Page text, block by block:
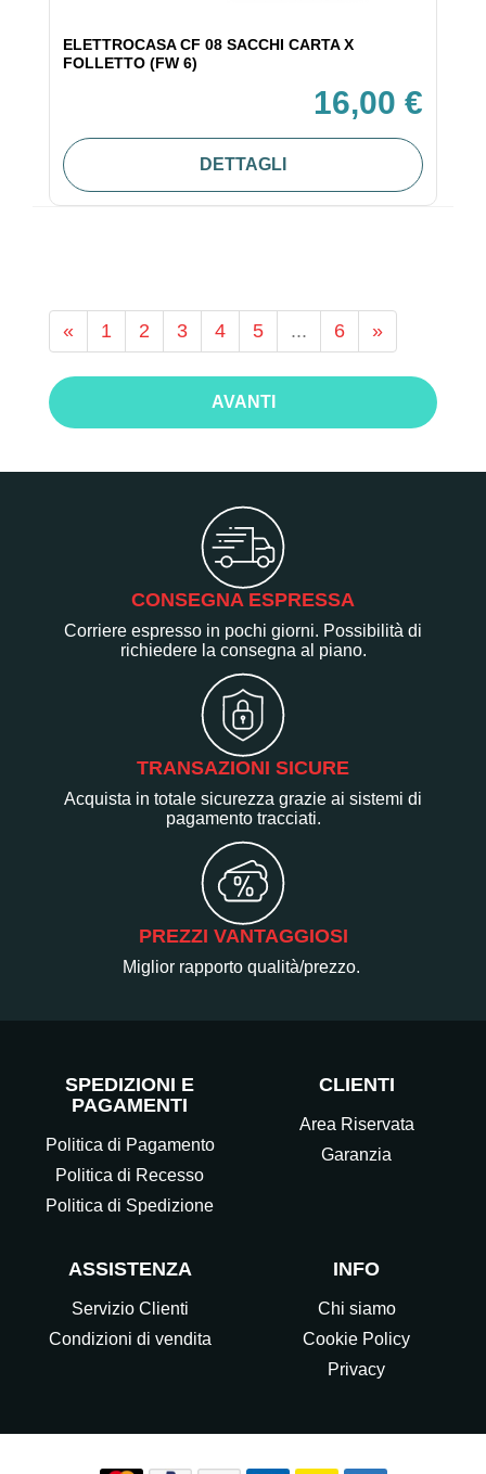
ELETTROCASA CF 08 SACCHI CARTA X
FOLLETTO (FW 6)
16,00 €
DETTAGLI
« 1 2 3 4 5 ... 6 »
AVANTI
CONSEGNA ESPRESSA
Corriere espresso in pochi giorni. Possibilità di
richiedere la consegna al piano.
TRANSAZIONI SICURE
Acquista in totale sicurezza grazie ai sistemi di
pagamento tracciati.
PREZZI VANTAGGIOSI
Miglior rapporto qualità/prezzo.
SPEDIZIONI E
PAGAMENTI
Politica di Pagamento
Politica di Recesso
Politica di Spedizione
CLIENTI
Area Riservata
Garanzia
ASSISTENZA
Servizio Clienti
Condizioni di vendita
INFO
Chi siamo
Cookie Policy
Privacy